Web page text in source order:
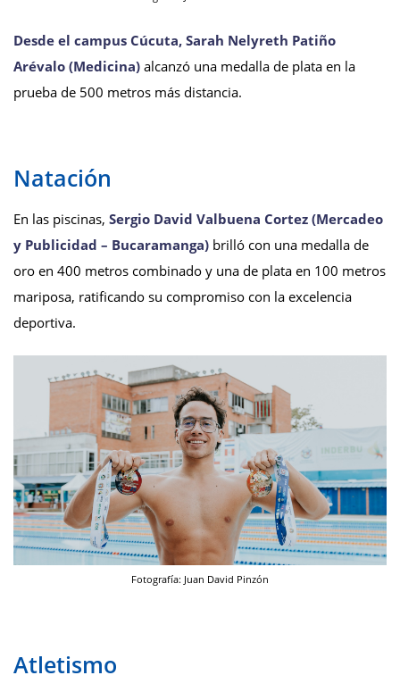
Desde el campus Cúcuta, Sarah Nelyreth Patiño
Arévalo (Medicina) alcanzó una medalla de plata en la
prueba de 500 metros más distancia.
Natación
En las piscinas, Sergio David Valbuena Cortez (Mercadeo
y Publicidad – Bucaramanga) brilló con una medalla de
oro en 400 metros combinado y una de plata en 100 metros
mariposa, ratificando su compromiso con la excelencia
deportiva.
Fotografía: Juan David Pinzón
Atletismo